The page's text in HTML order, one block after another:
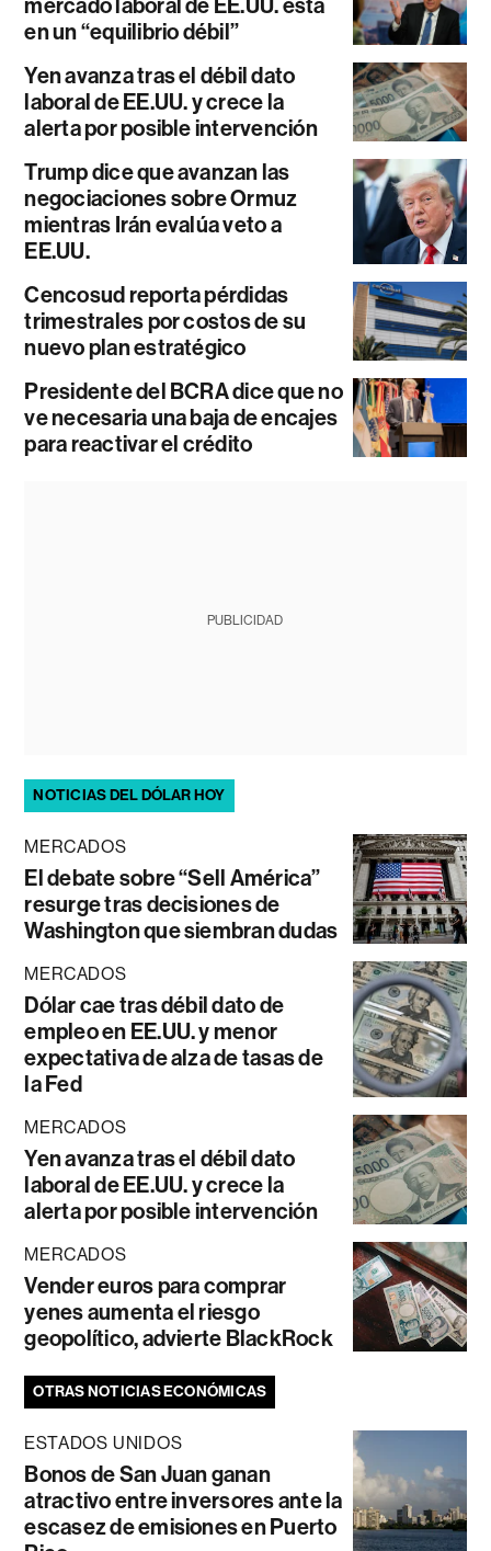
mercado laboral de EE.UU. está
en un “equilibrio débil”
Yen avanza tras el débil dato
laboral de EE.UU. y crece la
alerta por posible intervención
Trump dice que avanzan las
negociaciones sobre Ormuz
mientras Irán evalúa veto a
EE.UU.
Cencosud reporta pérdidas
trimestrales por costos de su
nuevo plan estratégico
Presidente del BCRA dice que no
ve necesaria una baja de encajes
para reactivar el crédito
PUBLICIDAD
NOTICIAS DEL DÓLAR HOY
MERCADOS
El debate sobre “Sell América”
resurge tras decisiones de
Washington que siembran dudas
MERCADOS
Dólar cae tras débil dato de
empleo en EE.UU. y menor
expectativa de alza de tasas de
la Fed
MERCADOS
Yen avanza tras el débil dato
laboral de EE.UU. y crece la
alerta por posible intervención
MERCADOS
Vender euros para comprar
yenes aumenta el riesgo
geopolítico, advierte BlackRock
OTRAS NOTICIAS ECONÓMICAS
ESTADOS UNIDOS
Bonos de San Juan ganan
atractivo entre inversores ante la
escasez de emisiones en Puerto